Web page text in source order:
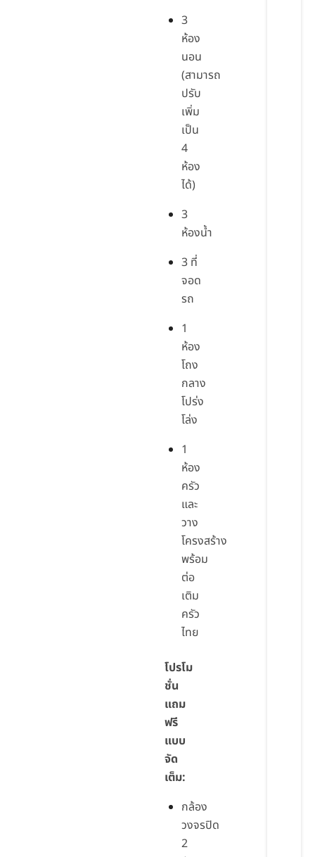
3
ห้อง
นอน
(สามารถ
ปรับ
เพิ่ม
เป็น
4
ห้อง
ได้)
3
ห้องน้ำ
3 ที่
จอด
รถ
1
ห้อง
โถง
กลาง
โปร่ง
โล่ง
1
ห้อง
ครัว
และ
วาง
โครงสร้าง
พร้อม
ต่อ
เติม
ครัว
ไทย
โปรโม
ชั่น
แถม
ฟรี
แบบ
จัด
เต็ม:
กล้อง
วงจรปิด
2